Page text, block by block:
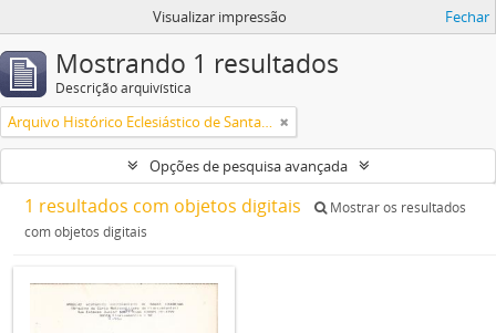
Visualizar impressão Fechar
Mostrando 1 resultados
Descrição arquivística
Arquivo Histórico Eclesiástico de Santa Catarina
Opções de pesquisa avançada
1 resultados com objetos digitais
Mostrar os resultados
com objetos digitais